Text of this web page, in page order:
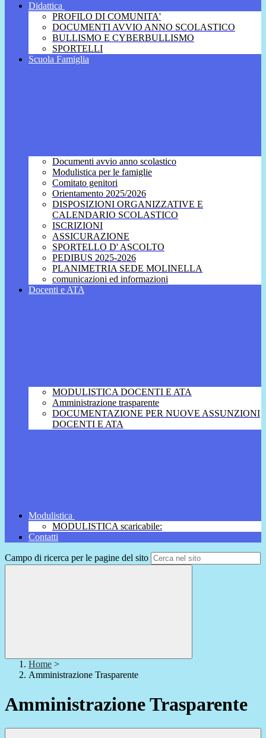
Didattica
PROFILO DI COMUNITA'
DOCUMENTI AVVIO ANNO SCOLASTICO
BULLISMO E CYBERBULLISMO
SPORTELLI
Scuola Famiglia
Documenti avvio anno scolastico
Modulistica per le famiglie
Comitato genitori
Orientamento 2025/2026
DISPOSIZIONI ORGANIZZATIVE E
CALENDARIO SCOLASTICO
ISCRIZIONI
ASSICURAZIONE
SPORTELLO D' ASCOLTO
PEDIBUS 2025-2026
PLANIMETRIA SEDE MOLINELLA
comunicazioni ed informazioni
Docenti e ATA
MODULISTICA DOCENTI E ATA
Amministrazione trasparente
DOCUMENTAZIONE PER NUOVE ASSUNZIONI
DOCENTI E ATA
Modulistica
MODULISTICA scaricabile:
Contatti
Campo di ricerca per le pagine del sito
Home >
Amministrazione Trasparente
Amministrazione Trasparente